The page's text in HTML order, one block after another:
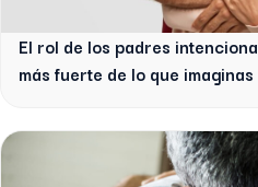
El rol de los padres
más fuerte de lo que imaginas